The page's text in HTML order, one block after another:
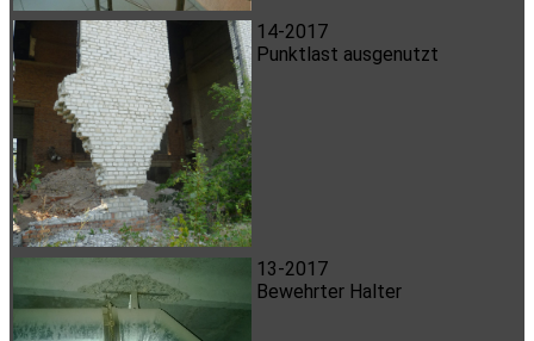
14-2017
Punktlast ausgenutzt
13-2017
Bewehrter Halter